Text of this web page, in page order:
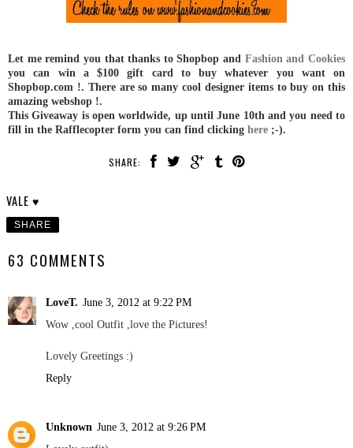
Let me remind you that thanks to Shopbop and Fashion and Cookies
you can win a $100 gift card to buy whatever you want on
Shopbop.com !. There are so many cool designer items to buy on this
amazing webshop !.
This Giveaway is open worldwide, up until June 10th and you need to
fill in the Rafflecopter form you can find clicking here ;-).
SHARE:
VALE ♥
SHARE
63 COMMENTS
LoveT. June 3, 2012 at 9:22 PM
Wow ,cool Outfit ,love the Pictures!
Lovely Greetings :)
Reply
Unknown June 3, 2012 at 9:26 PM